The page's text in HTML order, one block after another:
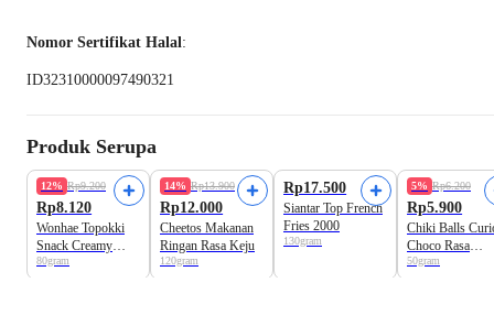
Nomor Sertifikat Halal:
ID32310000097490321
Produk Serupa
12% Rp9.200
Rp8.120
Wonhae Topokki
Snack Creamy
Rose
80gram
14% Rp13.900
Rp12.000
Cheetos Makanan
Ringan Rasa Keju
120gram
Rp17.500
Siantar Top French
Fries 2000
130gram
5% Rp6.200
Rp5.900
Chiki Balls
Choco Rasa
Cokelat
50gram